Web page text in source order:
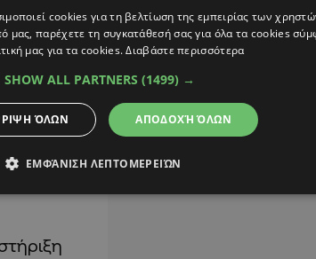
που
την
cookies για τη βελτίωση της εμπειρίας των
μας, παρέχετε τη συγκατάθεσή σας για όλα τα cookies
μας για τα cookies.Διαβάστε περισσότερα
SHOW ALL PARTNERS (1499) →
ΑΠΟΔΟΧΉ ΌΛΩΝ
ΌΛΩΝ
ΕΜΦΆΝΙΣΗ ΛΕΠΤΟΜΕΡΕΙΏΝ